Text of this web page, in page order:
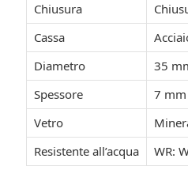
Chiusura
Cassa
Diametro
35
Spessore
7 mm
Vetro
Resistente all’acqua
WR: